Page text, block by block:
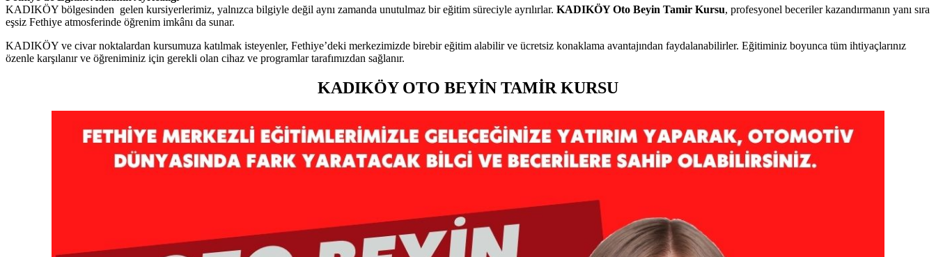
KADIKÖY bölgesinden gelen kursiyerlerimiz, yalnızca bilgiyle değil aynı zamanda unutulmaz bir eğitim süreciyle ayrılırlar. KADIKÖY Oto Beyin Tamir Kursu, profesyonel beceriler kazandırmanın yanı sıra
eşsiz Fethiye atmosferinde öğrenim imkânı da sunar.
KADIKÖY ve civar noktalardan kursumuza katılmak isteyenler, Fethiye’deki merkezimizde birebir eğitim alabilir ve ücretsiz konaklama avantajından faydalanabilirler. Eğitiminiz boyunca tüm ihtiyaçlarınız
özenle karşılanır ve öğreniminiz için gerekli olan cihaz ve programlar tarafımızdan sağlanır.
KADIKÖY OTO BEYİN TAMİR KURSU